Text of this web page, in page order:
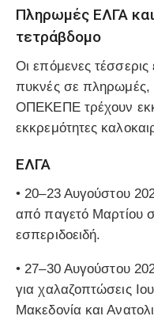
Πληρωμές ΕΛΓΑ
τετράβδομο
Οι επόμενες τέσσερις
πυκνές σε πληρωμές,
ΟΠΕΚΕΠΕ τρέχουν
εκκρεμότητες
ΕΛΓΑ
• 20–23 Αυγούστου
από παγετό Μαρτίου
εσπεριδοειδή.
• 27–30 Αυγούστου
για χαλαζοπτώσεις
Μακεδονία και